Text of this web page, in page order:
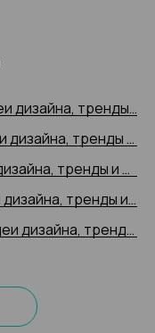
Нюдовый маникюр 2025 года: идеи дизайна, тренды и новинки, 200+ фото
Красный маникюр 2025 года: идеи дизайна, тренды и новинки, 200+ фото
Белый маникюр 2025 года: идеи дизайна, тренды и новинки, 200+ фото
Черный маникюр 2025 года: идеи дизайна, тренды и новинки, 200+ фото
Бордовый маникюр 2025 года: идеи дизайна, тренды и новинки, 200+ фото